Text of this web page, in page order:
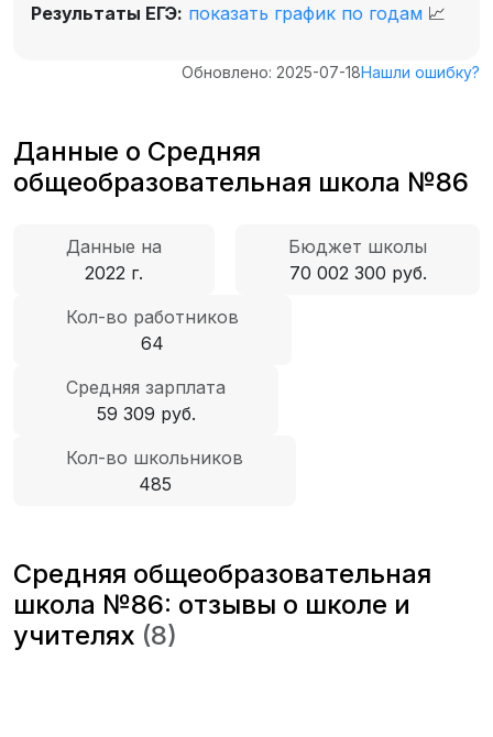
Результаты ЕГЭ: показать график по годам 📈
Обновлено: 2025-07-18Нашли ошибку?
Данные о Средняя
общеобразовательная школа №86
Данные на
2022 г.
Бюджет школы
70 002 300 руб.
Кол-во работников
64
Средняя зарплата
59 309 руб.
Кол-во школьников
485
Средняя общеобразовательная
школа №86: отзывы о школе и
учителях (8)